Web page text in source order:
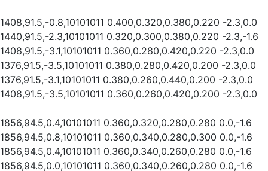
1408,91.5,-0.8,10101011 0.400,0.320,0.380,0.220 -2.3,0.0
1440,91.5,-2.3,10101011 0.320,0.300,0.380,0.220 -2.3,-1.6
1408,91.5,-3.1,10101011 0.360,0.280,0.420,0.220 -2.3,0.0
1376,91.5,-3.5,10101011 0.380,0.280,0.420,0.200 -2.3,0.0
1376,91.5,-3.1,10101011 0.380,0.260,0.440,0.200 -2.3,0.0
1408,91.5,-3.5,10101011 0.360,0.260,0.420,0.200 -2.3,0.0
1856,94.5,0.4,10101011 0.360,0.320,0.280,0.280 0.0,-1.6
1856,94.5,0.8,10101011 0.360,0.340,0.280,0.300 0.0,-1.6
1856,94.5,0.4,10101011 0.360,0.340,0.260,0.280 0.0,-1.6
1856,94.5,0.0,10101011 0.360,0.340,0.260,0.280 0.0,-1.6